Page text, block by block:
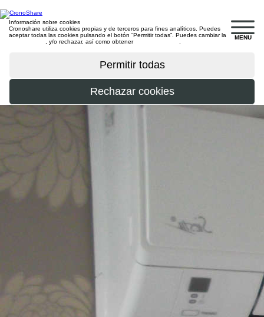
MENU
Información sobre cookies
Cronoshare utiliza cookies propias y de terceros para fines analíticos. Puedes
aceptar todas las cookies pulsando el botón “Permitir todas”. Puedes cambiar la
, y/o rechazar, así como obtener